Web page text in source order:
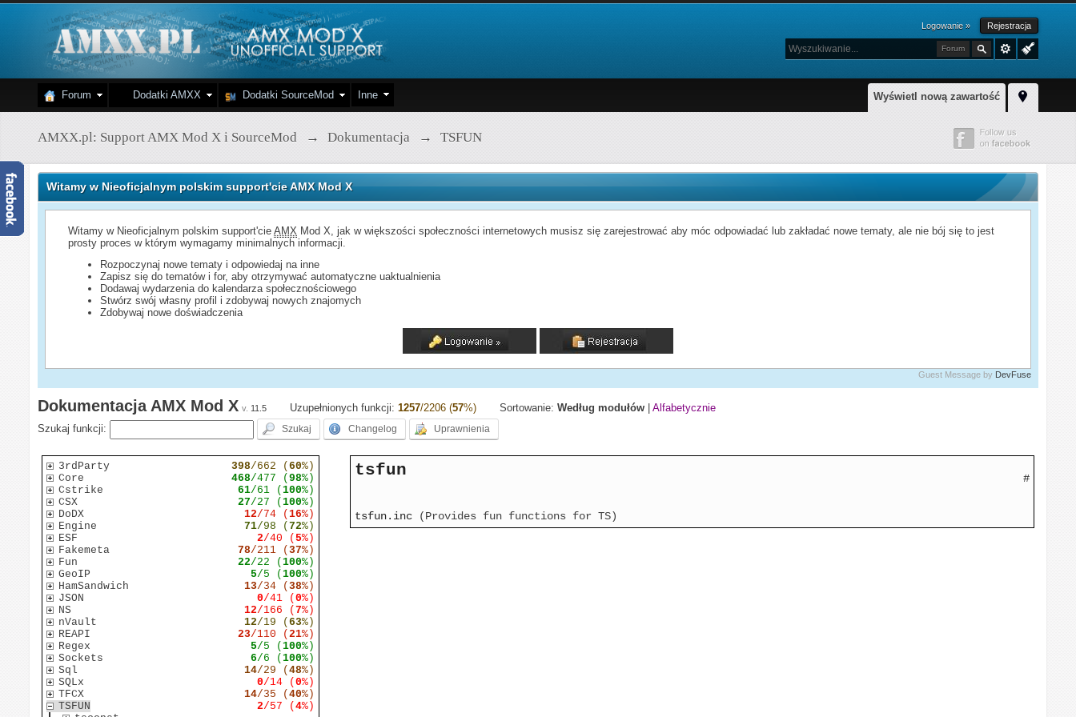
Logowanie » Rejestracja
Forum
Wyświetl nową zawartość
Forum Dodatki AMXX Dodatki SourceMod Inne
AMXX.pl: Support AMX Mod X i SourceMod → Dokumentacja → TSFUN
Witamy w Nieoficjalnym polskim support'cie AMX Mod X
Witamy w Nieoficjalnym polskim support'cieAMX Mod X, jak w większości społeczności internetowych musisz się zarejestrować aby móc odpowiadać lub zakładać nowe tematy, ale nie bój się to jest
prosty proces w którym wymagamy minimalnych informacji.
Rozpoczynaj nowe tematy i odpowiedaj na inne
Zapisz się do tematów i for, aby otrzymywać automatyczne uaktualnienia
Dodawaj wydarzenia do kalendarza społecznościowego
Stwórz swój własny profil i zdobywaj nowych znajomych
Zdobywaj nowe doświadczenia
Guest Message by DevFuse
Dokumentacja AMX Mod X v. 11.5 Uzupełnionych funkcji:1257/2206 (57%) Sortowanie:Według modułów |Alfabetycznie
Szukaj funkcji:
3rdParty 398/662 (60%)
Core
468/477 (98%)
Cstrike
61/61 (100%)
CSX
27/27 (100%)
DoDX
12/74 (16%)
Engine
71/98 (72%)
ESF
2/40 (5%)
Fakemeta
78/211 (37%)
Fun
22/22 (100%)
GeoIP
5/5 (100%)
HamSandwich
13/34 (38%)
JSON
0/41 (0%)
NS
12/166 (7%)
nVault
12/19 (63%)
REAPI
23/110 (21%)
Regex
5/5 (100%)
Sockets
6/6 (100%)
Sql
14/29 (48%)
SQLx
0/14 (0%)
TFCX
14/35 (40%)
TSFUN
2/57 (4%)
tsfun #
tsfun.inc(Provides fun functions for TS)